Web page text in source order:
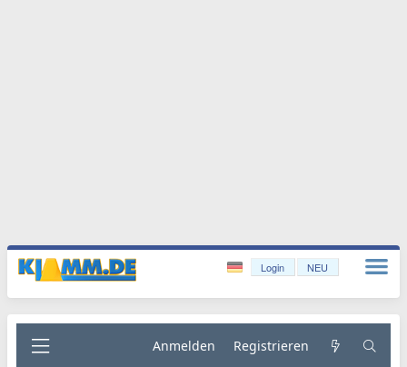
Login NEU
Anmelden Registrieren